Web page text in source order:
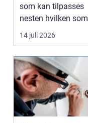
som kan tilpasses
nesten hvilken som
helst oppgave. Fra
myk...
14 juli 2026